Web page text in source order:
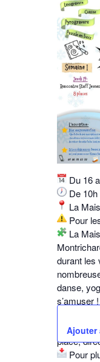
Du 16
De
La
Pour
La
durant les
danse,
s’amuser !
janvier
place,
Pour
Ajouter